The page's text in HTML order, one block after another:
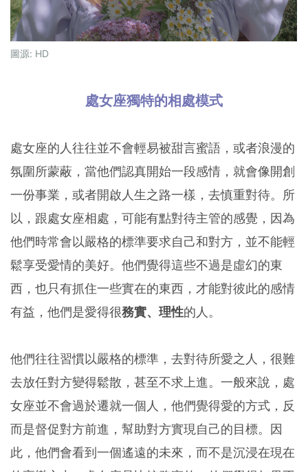
圖源: HD
處女座獨特的相處模式
處女座的人往往並不會輕易被甜言蜜語，或者浪漫的
氛圍所蒙蔽，當他們認真開始一段感情，就會像開創
一份事業，或者開啟人生之路一樣，去慎重對待。所
以，跟處女座相處，可能有點對待主管的感覺，因為
他們時常會以嚴格的標準要求自己和對方，並不能輕
鬆享受愛情的美好。他們覺得這些不過是虛幻的東
西，也只有抓住一些實在的東西，才能對彼此的感情
有益，他們是愛得很務實、理性的人。
他們往往習慣以嚴格的標準，去對待所愛之人，很難
去放任對方變得鬆散，甚至不求上進。一般來說，處
女座並不會過於遷就一個人，他們覺得愛的方式，反
而是督促對方前進，幫助對方實現自己的目標。因
此，他們會看到一個遙遠的未來，而不是沉浸在現在